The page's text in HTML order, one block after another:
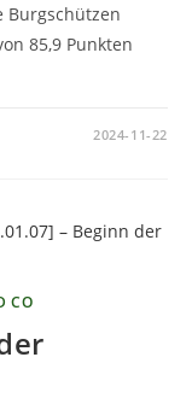
Burgschützen
85,9 Punkten
2024-11-22
CO